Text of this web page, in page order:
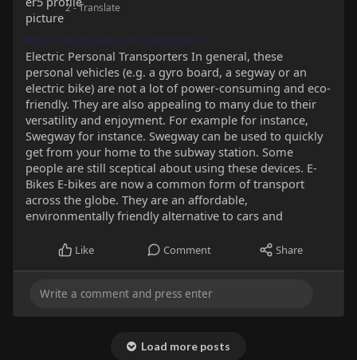
2- Translate
https://myspace.com/yakoption1
Electric Personal Transporters In general, these
personal vehicles (e.g. a gyro board, a segway or an
electric bike) are not a lot of power-consuming and eco-
friendly. They are also appealing to many due to their
versatility and enjoyment. For example for instance,
Swegway for instance. Swegway can be used to quickly
get from your home to the subway station. Some
people are still sceptical about using these devices. E-
Bikes E-bikes are now a common form of transport
across the globe. They are an affordable,
environmentally friendly alternative to cars and
Like Comment Share
Load more posts